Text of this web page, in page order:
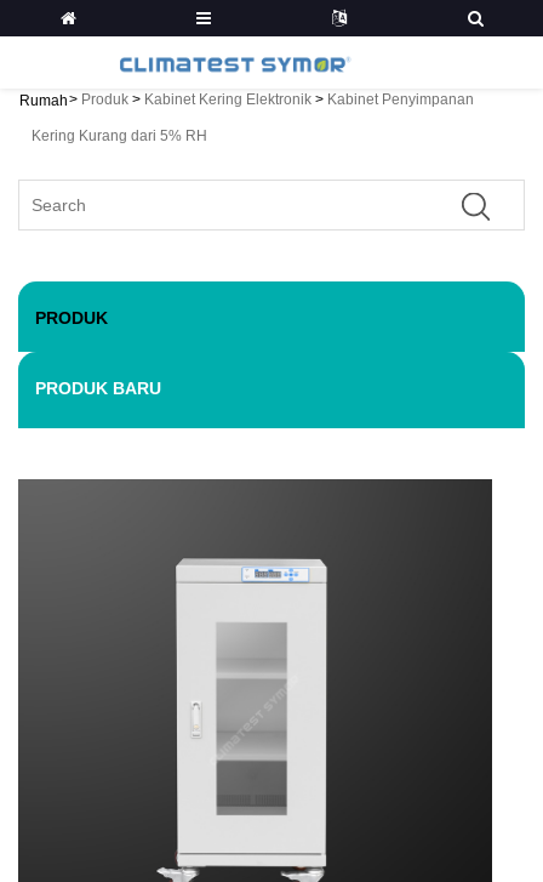
Rumah> Produk > Kabinet Kering Elektronik > Kabinet Penyimpanan
Kering Kurang dari 5% RH
PRODUK
PRODUK BARU